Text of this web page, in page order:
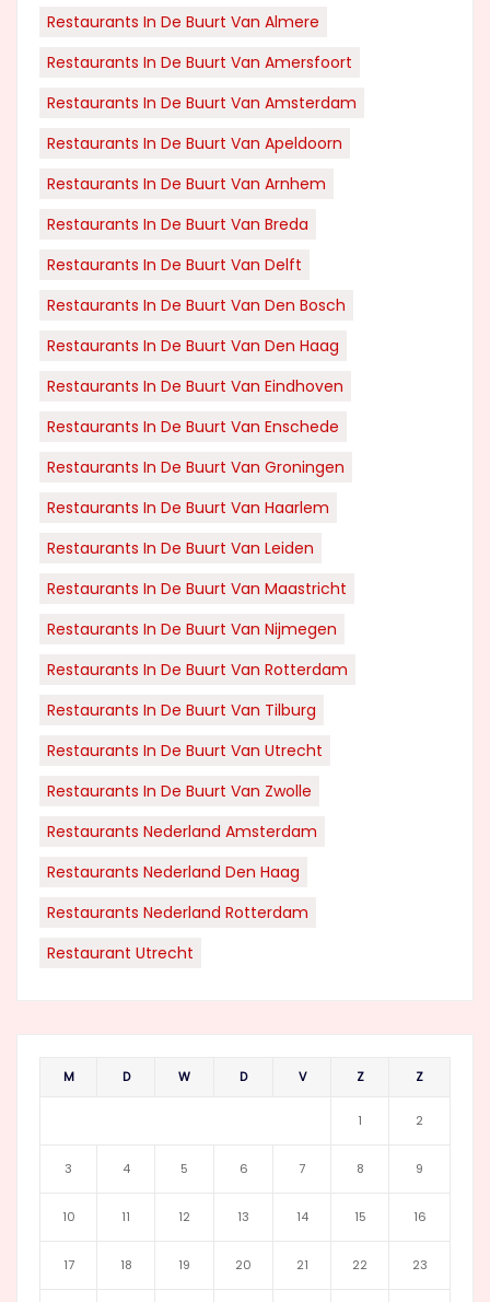
Restaurants In De Buurt Van Almere
Restaurants In De Buurt Van Amersfoort
Restaurants In De Buurt Van Amsterdam
Restaurants In De Buurt Van Apeldoorn
Restaurants In De Buurt Van Arnhem
Restaurants In De Buurt Van Breda
Restaurants In De Buurt Van Delft
Restaurants In De Buurt Van Den Bosch
Restaurants In De Buurt Van Den Haag
Restaurants In De Buurt Van Eindhoven
Restaurants In De Buurt Van Enschede
Restaurants In De Buurt Van Groningen
Restaurants In De Buurt Van Haarlem
Restaurants In De Buurt Van Leiden
Restaurants In De Buurt Van Maastricht
Restaurants In De Buurt Van Nijmegen
Restaurants In De Buurt Van Rotterdam
Restaurants In De Buurt Van Tilburg
Restaurants In De Buurt Van Utrecht
Restaurants In De Buurt Van Zwolle
Restaurants Nederland Amsterdam
Restaurants Nederland Den Haag
Restaurants Nederland Rotterdam
Restaurant Utrecht
M D W D V Z Z
1 2
3 4 5 6 7 8 9
10 11 12 13 14 15 16
17 18 19 20 21 22 23